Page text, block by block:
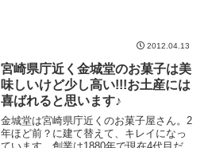
2012.04.13
宮崎県庁近く金城堂のお菓子は美
味しいけど少し高い!!!お土産には
喜ばれると思います♪
金城堂は宮崎県庁近くのお菓子屋さん。2
年ほど前？に建て替えて、キレイになっ